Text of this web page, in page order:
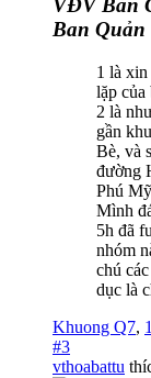
VĐV Bán
Ban Quản
1 là
lặp của
2 là
gần
Bè, và
đường
Phú
Mình
5h đã
nhóm
chú
dục là
Khuong Q7,
#3
vthoabattu